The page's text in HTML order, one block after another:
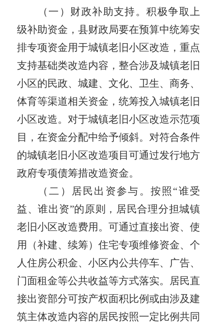
（一）财政补助支持。积极争取上
级补助资金 ， 县财政局要在预算中统筹安
排专项资金用于城镇老旧小区改造，重点
支持基础类改造内容 ， 整合涉及城镇老旧
小区的民政、城建、文化、卫生、商务、
体育等渠道相关资金，统筹投入城镇老旧
小区改造。对于城镇老旧小区改造示范项
目，在资金分配中给予倾斜。对符合条件
的城镇老旧小区改造项目可通过发行地方
政府专项债筹措改造资金。
（二）居民出资参与。 按照 “谁受
益、谁出资”的原则，居民合理分担城镇
老旧小区改造费用。可通过直接出资、使
用（补建、续筹）住宅专项维修资金、个
人住房公积金、小区内公共停车、广告、
门面租金等公共收益等方式落实。居民直
接出资部分可按产权面积比例或由涉及建
筑主体改造内容的居民按照一定比例共同